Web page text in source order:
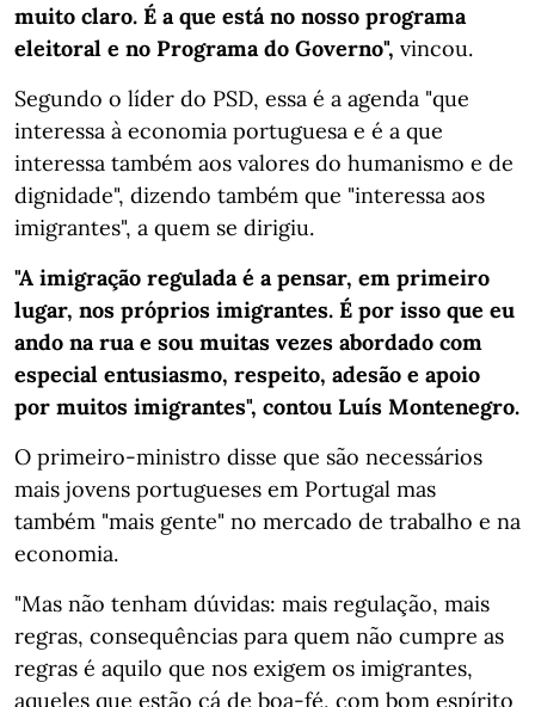
muito claro. É a que está no nosso programa
eleitoral e no Programa do Governo", vincou.
Segundo o líder do PSD, essa é a agenda "que
interessa à economia portuguesa e é a que
interessa também aos valores do humanismo e de
dignidade", dizendo também que "interessa aos
imigrantes", a quem se dirigiu.
"A imigração regulada é a pensar, em primeiro
lugar, nos próprios imigrantes. É por isso que eu
ando na rua e sou muitas vezes abordado com
especial entusiasmo, respeito, adesão e apoio
por muitos imigrantes", contou Luís Montenegro.
O primeiro-ministro disse que são necessários
mais jovens portugueses em Portugal mas
também "mais gente" no mercado de trabalho e na
economia.
"Mas não tenham dúvidas: mais regulação, mais
regras, consequências para quem não cumpre as
regras é aquilo que nos exigem os imigrantes,
aqueles que estão cá de boa-fé, com bom espírito